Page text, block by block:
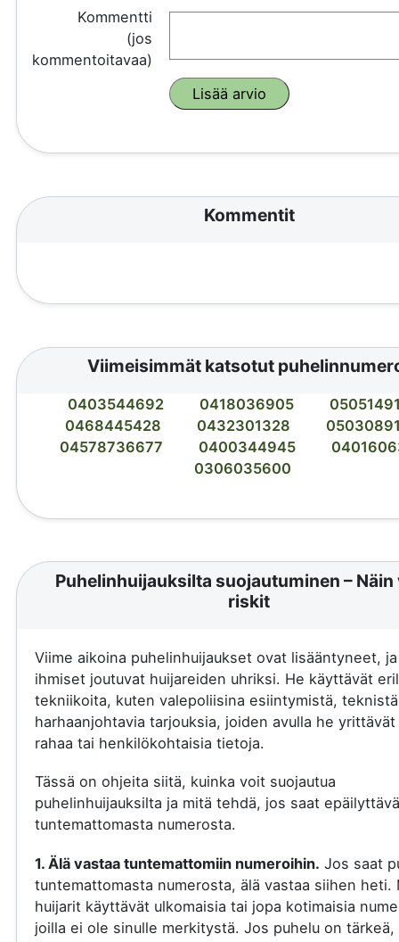
Kommentti
(jos
kommentoitavaa)
Kommentit
Viimeisimmät katsotut
0403544692 0418036905
0468445428
0432301328
04578736677
0400344945
0306035600
Puhelinhuijauksilta suojautuminen – Näin
riskit
Viime aikoina puhelinhuijaukset ovat lisääntyneet,
ihmiset joutuvat huijareiden uhriksi. He käyttävät
tekniikoita, kuten valepoliisina esiintymistä,
harhaanjohtavia tarjouksia, joiden avulla he yrittävät
rahaa tai henkilökohtaisia tietoja.
Tässä on ohjeita siitä, kuinka voit suojautua
puhelinhuijauksilta ja mitä tehdä, jos saat
tuntemattomasta numerosta.
1. Älä vastaa tuntemattomiin numeroihin. Jos saat
tuntemattomasta numerosta, älä vastaa siihen heti.
huijarit käyttävät ulkomaisia tai jopa kotimaisia
joilla ei ole sinulle merkitystä. Jos puhelu on